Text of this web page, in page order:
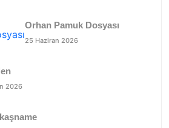
Orhan Pamuk Dosyası
25 Haziran 2026
2026